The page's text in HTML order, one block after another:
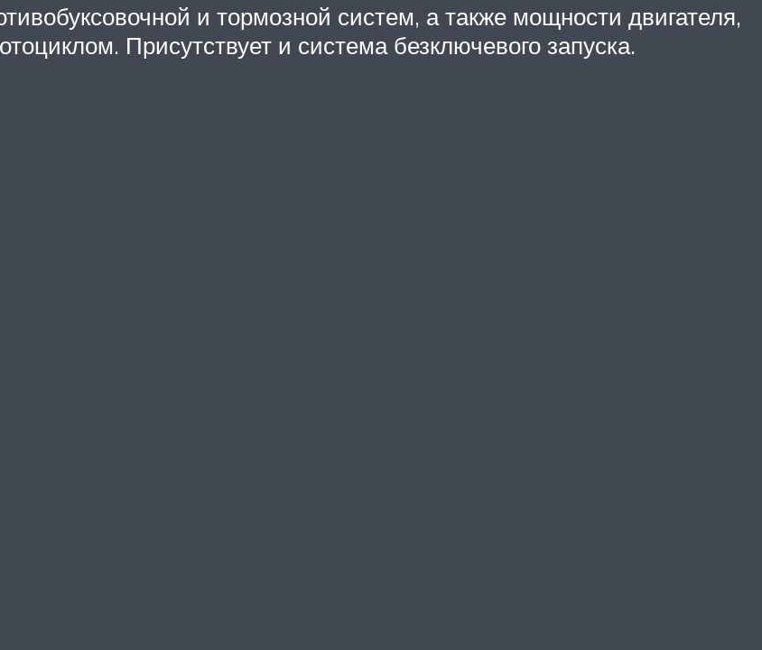
и тормозной систем, а также мощности двигателя,
Присутствует и система безключевого запуска.